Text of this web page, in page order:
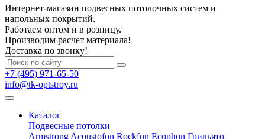
Интернет-магазин подвесных потолочных систем и
напольных покрытий.
Работаем оптом и в розницу.
Производим расчет материала!
Доставка по звонку!
+7 (495) 971-65-50
info@tk-optstroy.ru
Каталог
Подвесные потолки
Armstrong Acoustofon Rockfon Ecophon Грильято